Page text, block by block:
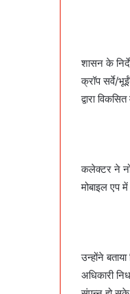
शासन के
क्रॉप सर्वे/
द्वारा
कलेक्टर ने
मोबाइल एप
उन्होंने
अधिकारी